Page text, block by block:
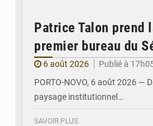
Patrice Talon prend
premier bureau du
6 août 2026
Publié à
PORTO-NOVO, 6 août 2026 —
paysage institutionnel…
SAVOIR PLUS